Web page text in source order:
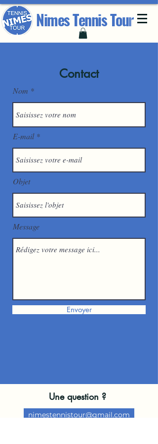
Nimes Tennis Tour
Contact
Nom
E-mail
Objet
Message
Envoyer
Une question ?
nimestennistour@gmail.com